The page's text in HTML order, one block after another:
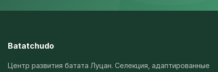
Batatchudo
Центр развития батата Луцан. Селекция, адаптированные